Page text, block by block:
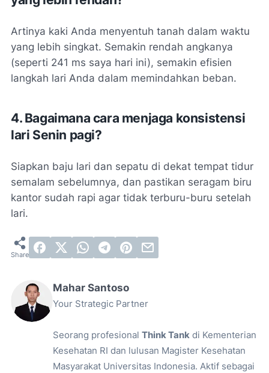
Artinya kaki Anda menyentuh tanah dalam waktu
yang lebih singkat. Semakin rendah angkanya
(seperti 241 ms saya hari ini), semakin efisien
langkah lari Anda dalam memindahkan beban.
4. Bagaimana cara menjaga konsistensi
lari Senin pagi?
Siapkan baju lari dan sepatu di dekat tempat tidur
semalam sebelumnya, dan pastikan seragam biru
kantor sudah rapi agar tidak terburu-buru setelah
lari.
Mahar Santoso
Your Strategic Partner
Seorang profesional Think Tank di Kementerian
Kesehatan RI dan lulusan Magister Kesehatan
Masyarakat Universitas Indonesia. Aktif sebagai